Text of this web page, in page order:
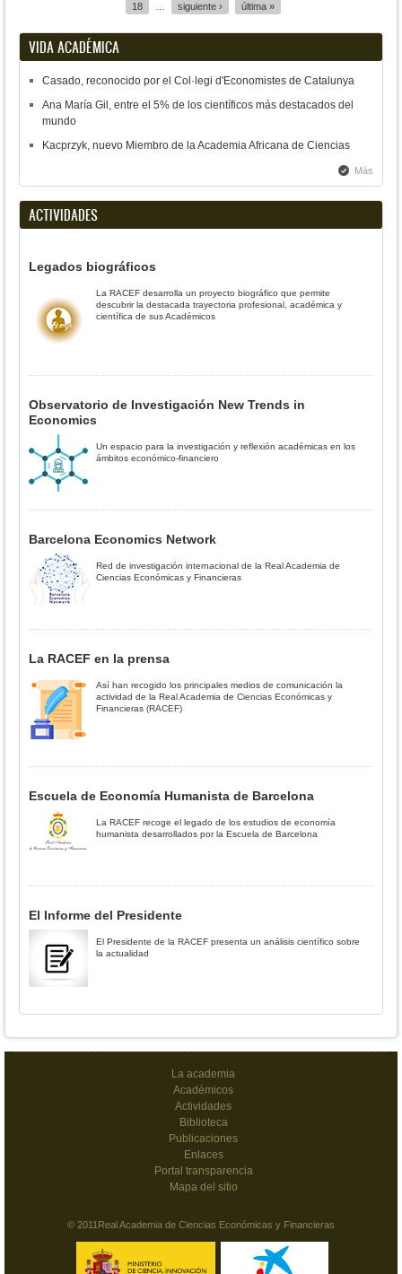
18
siguiente › última »
VIDA ACADÉMICA
Casado, reconocido por el Col·legi d'Economistes de Catalunya
Ana María Gil, entre el 5% de los científicos más destacados del
mundo
Kacprzyk, nuevo Miembro de la Academia Africana de Ciencias
Más
ACTIVIDADES
Legados biográficos
La RACEF desarrolla un proyecto biográfico que permite
descubrir la destacada trayectoria profesional, académica y
científica de sus Académicos
Observatorio de Investigación New Trends in
Economics
Un espacio para la investigación y reflexión académicas en los
ámbitos económico-financiero
Barcelona Economics Network
Red de investigación internacional de la Real Academia de
Ciencias Económicas y Financieras
La RACEF en la prensa
Así han recogido los principales medios de comunicación la
actividad de la Real Academia de Ciencias Económicas y
Financieras (RACEF)
Escuela de Economía Humanista de Barcelona
La RACEF recoge el legado de los estudios de economía
humanista desarrollados por la Escuela de Barcelona
El Informe del Presidente
El Presidente de la RACEF presenta un análisis científico sobre
la actualidad
La academia
Académicos
Actividades
Biblioteca
Publicaciones
Enlaces
Portal transparencia
Mapa del sitio
© 2011Real Academia de Ciencias Económicas y Financieras